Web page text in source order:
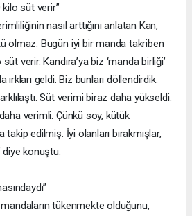
süt verir”
nasıl arttığını anlatan Kan,
olmaz. Bugün iyi bir manda takriben
verir. Kandıra’ya biz ‘manda birliği’
ırkları geldi. Biz bunları döllendirdik.
Süt verimi biraz daha yükseldi.
verimli. Çünkü soy, kütük
edilmiş. İyi olanları bırakmışlar,
diye konuştu.
tükenmekte olduğunu,